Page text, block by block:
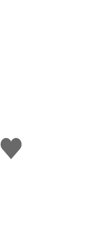
Gefällt
mir